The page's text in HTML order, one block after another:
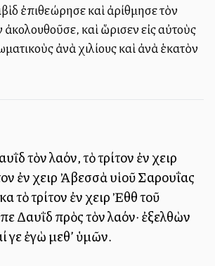
ἐπιθεώρησε καὶ ἀρίθμησε τὸν
καὶ ὥρισεν εἰς αὐτοὺς
ἀνὰ χιλίους καὶ ἀνὰ ἑκατὸν
τὸν λαόν, τὸ τρίτον ἐν χειρὶ
ἐν χειρὶ Ἀβεσσὰ υἱοῦ Σαρουΐας
τὸ τρίτον ἐν χειρὶ Ἐθθὶ τοῦ
Δαυῒδ πρὸς τὸν λαόν· ἐξελθὼν
γε ἐγὼ μεθ’ ὑμῶν.